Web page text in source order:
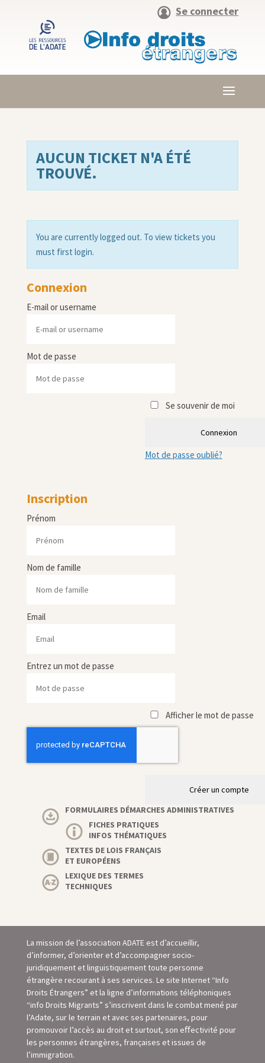
Se connecter
AUCUN TICKET N'A ÉTÉ
TROUVÉ.
You are currently logged out. To view tickets you
must first login.
Connexion
E-mail or username
Mot de passe
Se souvenir de moi
Connexion
Mot de passe oublié?
Inscription
Prénom
Nom de famille
Email
Entrez un mot de passe
Afficher le mot de passe
Créer un compte
FORMULAIRES DÉMARCHES ADMINISTRATIVES
FICHES PRATIQUES
INFOS THÉMATIQUES
TEXTES DE LOIS FRANÇAIS
ET EUROPÉENS
LEXIQUE DES TERMES
TECHNIQUES
La mission de l’association ADATE est d’accueillir,
d’informer, d’orienter et d’accompagner socio-
juridiquement et linguistiquement toute personne
étrangère recourant à ses services. Le site Internet “Info
Droits Étrangers” et la ligne d’informations téléphoniques
“info Droits Migrants” s’inscrivent dans le combat mené par
l’Adate, sur le terrain et avec ses partenaires, pour
promouvoir l’accès au droit et surtout, son eﬀectivité pour
les personnes étrangères, françaises et issues de
l’immigration.